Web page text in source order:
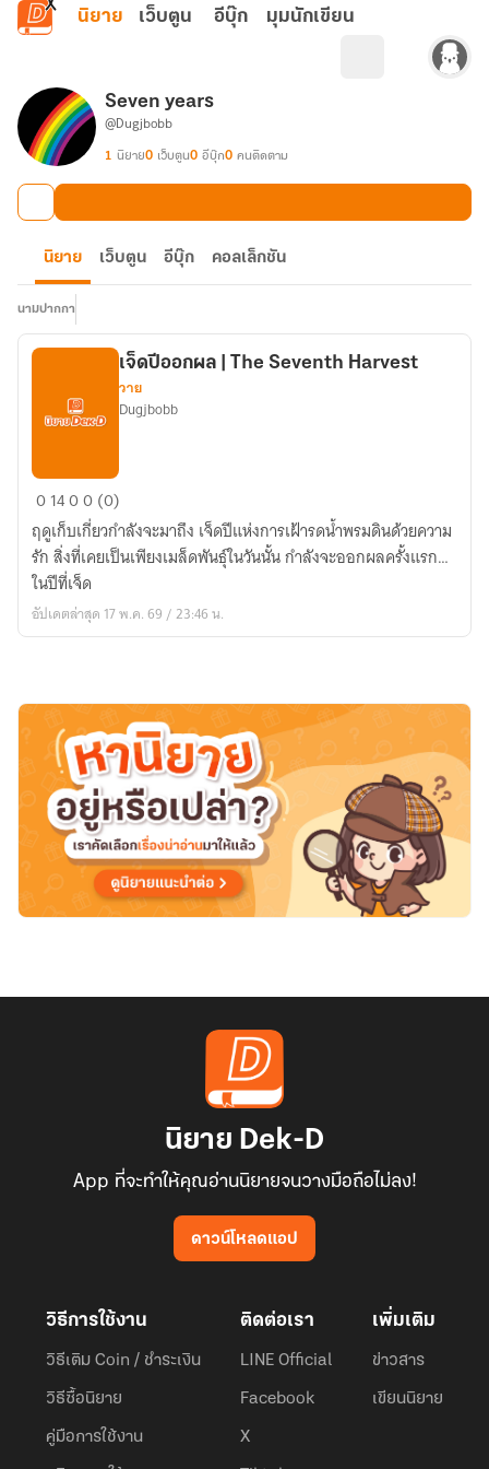
ข้ามไปยังเนื้อหาหลัก
นิยาย เว็บตูน อีบุ๊ก มุมนักเขียน
Seven years
@Dugjbobb
1 นิยาย0 เว็บตูน0 อีบุ๊ก0 คนติดตาม
นิยาย เว็บตูน อีบุ๊ก คอลเล็กชัน
นามปากกา
เจ็ด
ออก
ผล
|
The
เจ็ดปีออกผล | The Seventh Harvest
วาย
Dugjbobb
01400 (0)
ฤดูเก็บเกี่ยวกำลังจะมาถึง เจ็ดปีแห่งการเฝ้ารดน้ำพรมดินด้วยความ
รัก สิ่งที่เคยเป็นเพียงเมล็ดพันธุ์ในวันนั้น กำลังจะออกผลครั้งแรก…
ในปีที่เจ็ด
อัปเดตล่าสุด 17 พ.ค. 69 / 23:46 น.
นิยาย Dek-D
App ที่จะทำให้คุณอ่านนิยายจนวางมือถือไม่ลง!
ดาวน์โหลดแอป
วิธีการใช้งาน
วิธีเติม Coin / ชำระเงิน
วิธีซื้อนิยาย
คู่มือการใช้งาน
ติดต่อเรา
LINE Official
Facebook
X
เพิ่มเติม
ข่าวสาร
เขียนนิยาย